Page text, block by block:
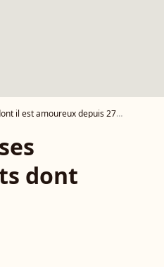
est amoureux depuis 27 ans
dont